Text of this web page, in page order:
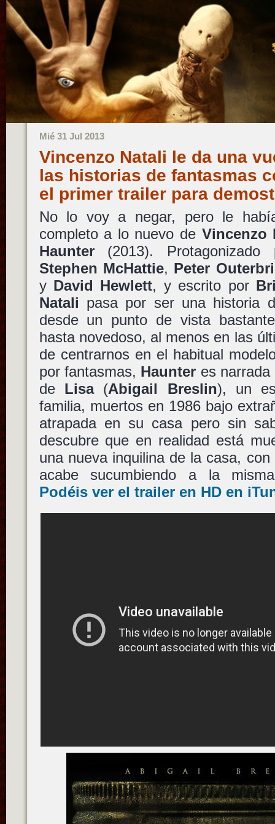
Mié 31 Jul 2013
Vincenzo Natali le da una
las historias de fantasmas
el primer trailer para
No lo voy a negar, pero le
completo a lo nuevo de Vincenzo
Haunter(2013).
Stephen McHattie, Peter
y David Hewlett, y escrito por
Natali pasa por ser una historia
desde un punto de vista
hasta novedoso, al menos en las
de centrarnos en el habitual
por fantasmas, Haunter es
de Lisa(Abigail Breslin), un
familia, muertos en 1986 bajo
atrapada en su casa pero sin
descubre que en realidad está
una nueva inquilina de la casa,
acabe sucumbiendo a la
Podéis ver el trailer en HD en